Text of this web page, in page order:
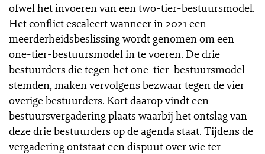
ofwel het invoeren van een two-tier-bestuursmodel.
Het conflict escaleert wanneer in 2021 een
meerderheidsbeslissing wordt genomen om een
one-tier-bestuursmodel in te voeren. De drie
bestuurders die tegen het one-tier-bestuursmodel
stemden, maken vervolgens bezwaar tegen de vier
overige bestuurders. Kort daarop vindt een
bestuursvergadering plaats waarbij het ontslag van
deze drie bestuurders op de agenda staat. Tijdens de
vergadering ontstaat een dispuut over wie ter